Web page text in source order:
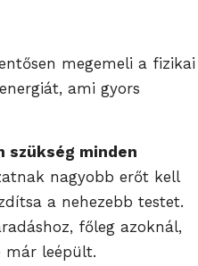
megemeli a fizikai
ami gyors
szükség minden
nagyobb erőt kell
a nehezebb testet.
főleg azoknál,
már leépült.